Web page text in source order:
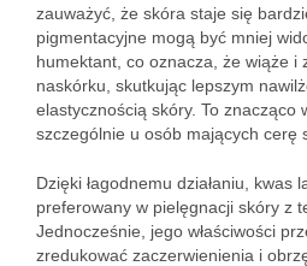
zauważyć, że skóra staje się
pigmentacyjne mogą być mniej
humektant, co oznacza, że wiąże i
naskórku, skutkując lepszym
elastycznością skóry. To znacząco
szczególnie u osób mających cerę
Dzięki łagodnemu działaniu, kwas
preferowany w pielęgnacji skóry z
Jednocześnie, jego właściwości
zredukować zaczerwienienia i